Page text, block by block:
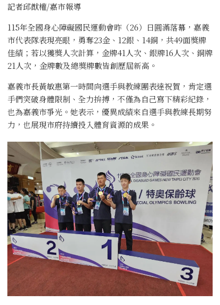
記者邱猷權/嘉市報導
115年全國身心障礙國民運動會昨（26）日圓滿落幕，嘉義
市代表隊表現亮眼，勇奪23金、12銀、14銅，共49面獎牌
佳績；若以獲獎人次計算，金牌41人次、銀牌16人次、銅牌
21人次，金牌數及總獎牌數皆創歷屆新高。
嘉義市長黃敏惠第一時間向選手與教練團表達祝賀，肯定選
手們突破身體限制、全力拚搏，不僅為自己寫下精彩紀錄，
也為嘉義市爭光。她表示，優異成績來自選手與教練長期努
力，也展現市府持續投入體育資源的成果。